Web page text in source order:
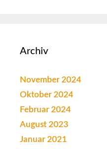
Archiv
November 2024
Oktober 2024
Februar 2024
August 2023
Januar 2021